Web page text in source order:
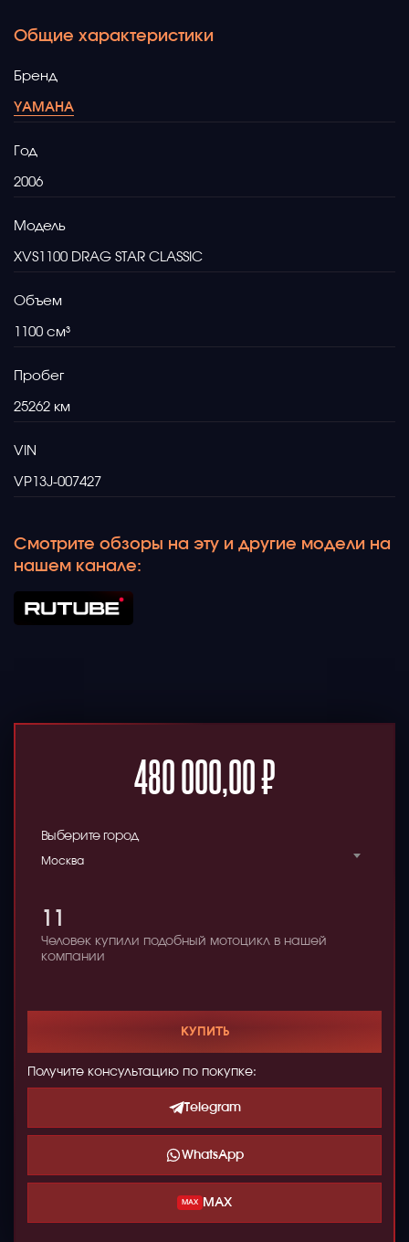
Общие характеристики
Бренд
YAMAHA
Год
2006
Модель
XVS1100 DRAG STAR CLASSIC
Объем
1100
Пробег
25262
VIN
VP13J-007427
Смотрите обзоры на эту и другие модели на
нашем канале:
480 000,00₽
Выберите город
Москва
11
Человек купили подобный мотоцикл в нашей
компании
КУПИТЬ
Получите консультацию по покупке:
Telegram
WhatsApp
MAX MAX